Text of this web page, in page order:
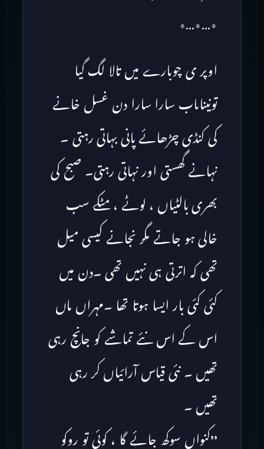
٭…٭…٭
اوپر ی چوبارے میں تالا لگ گیا
تونیناںاب سارا سارا دن غسل خانے
کی کنڈی چڑھائے پانی بہاتی رہتی ۔
نہانے گھستی اور نہاتی رہتی۔ صبح کی
بھری بالٹیاں ، لوٹے ، مٹکے سب
خالی ہو جاتے مگر نجانے کیسی میل
تھی کہ اترتی ہی نہیں تھی ۔دن میں
کئی کئی بار ایسا ہوتا تھا ۔مہراں ماں
اس کے اس نئے تماشے کو جانچ رہی
تھیں ۔ نئی قیاس آرائیاں کر رہی
تھیں ۔
’’کنواں سوکھ جائے گا ، کوئی تو روکو